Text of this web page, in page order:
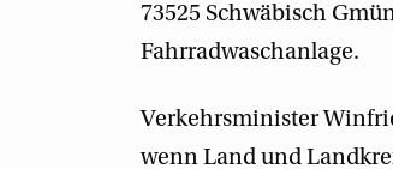
73525 Schwäbisch
Fahrradwaschanlage.
Verkehrsminister
wenn Land und